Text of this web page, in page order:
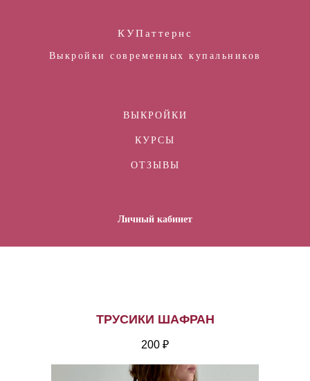
КУПаттернс
Выкройки современных купальников
ВЫКРОЙКИ
КУРСЫ
ОТЗЫВЫ
Личный кабинет
ТРУСИКИ ШАФРАН
200 ₽